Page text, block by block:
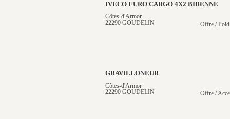
IVECO EURO CARGO 4X2 BIBENNE
Côtes-d'Armor
22290 GOUDELIN
Offre /
GRAVILLONEUR
Côtes-d'Armor
22290 GOUDELIN
Offre /